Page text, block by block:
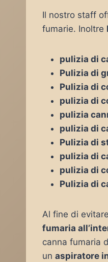
Il nostro staff
fumarie. Inoltre
pulizia di
Pulizia di
Pulizia di
pulizia di
pulizia
pulizia di
Pulizia di
pulizia di
pulizia di
Pulizia di
Al fine di
fumaria
canna fumaria
un aspiratore